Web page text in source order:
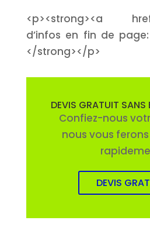
<p><strong><a
d’infos en fin de page:
</strong></p>
DEVIS GRATUIT SANS
Confiez-nous
nous vous
DEVIS